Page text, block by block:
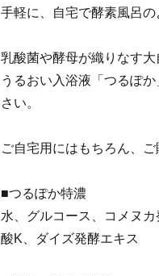
手軽に、自宅で酵素風呂の
乳酸菌や酵母が織りなす大
うるおい入浴液「つるぽ
さい。
ご自宅用にはもちろん、
■つるぽか特濃
水、グルコース、コメヌ
酸K、ダイズ発酵エキス